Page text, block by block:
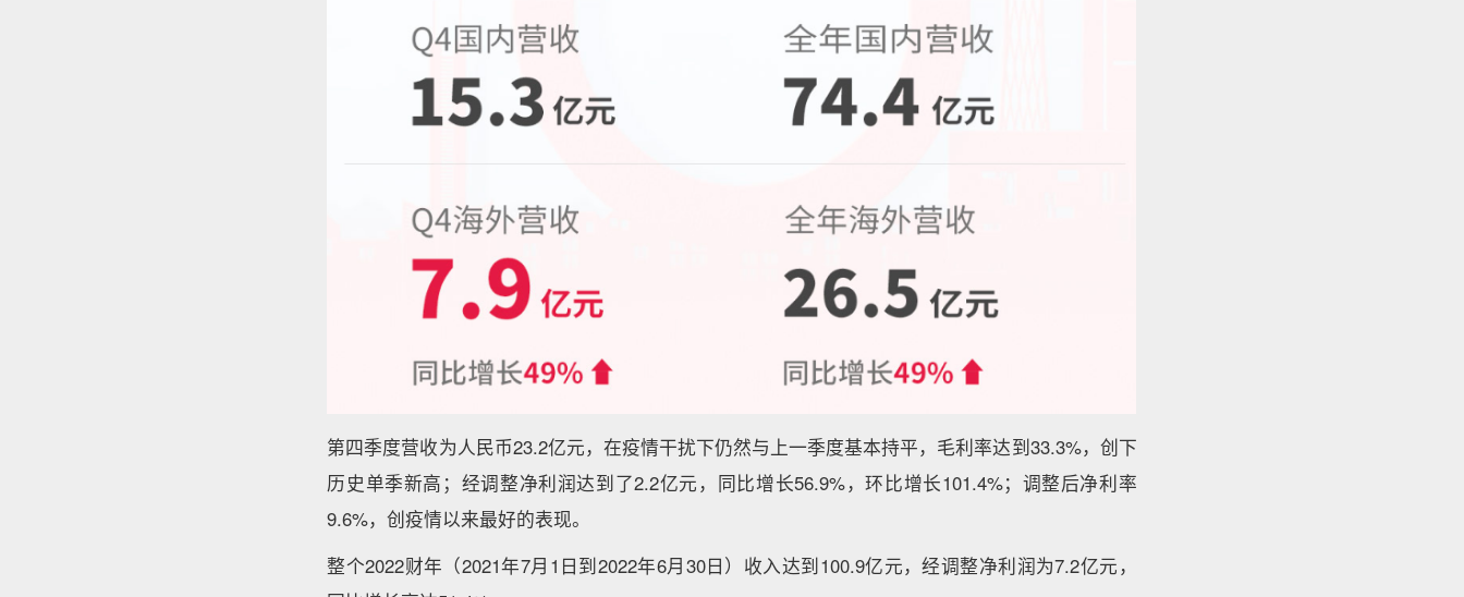
第四季度营收为人民币23.2亿元，在疫情干扰下仍然与上一季度基本持平，毛利率达到33.3%，创下
历史单季新高；经调整净利润达到了2.2亿元，同比增长56.9%，环比增长101.4%；调整后净利率
9.6%，创疫情以来最好的表现。
整个2022财年（2021年7月1日到2022年6月30日）收入达到100.9亿元，经调整净利润为7.2亿元，